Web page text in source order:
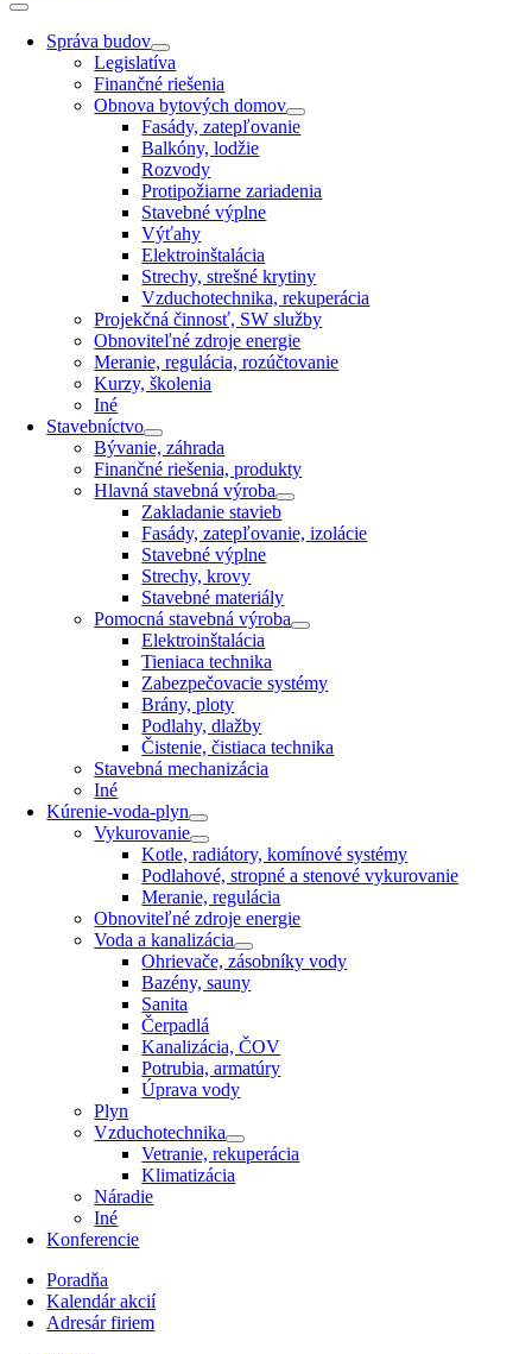
Správa budov
Legislatíva
Finančné riešenia
Obnova bytových domov
Fasády, zatepľovanie
Balkóny, lodžie
Rozvody
Protipožiarne zariadenia
Stavebné výplne
Výťahy
Elektroinštalácia
Strechy, strešné krytiny
Vzduchotechnika, rekuperácia
Projekčná činnosť, SW služby
Obnoviteľné zdroje energie
Meranie, regulácia, rozúčtovanie
Kurzy, školenia
Iné
Stavebníctvo
Bývanie, záhrada
Finančné riešenia, produkty
Hlavná stavebná výroba
Zakladanie stavieb
Fasády, zatepľovanie, izolácie
Stavebné výplne
Strechy, krovy
Stavebné materiály
Pomocná stavebná výroba
Elektroinštalácia
Tieniaca technika
Zabezpečovacie systémy
Brány, ploty
Podlahy, dlažby
Čistenie, čistiaca technika
Stavebná mechanizácia
Iné
Kúrenie-voda-plyn
Vykurovanie
Kotle, radiátory, komínové systémy
Podlahové, stropné a stenové vykurovanie
Meranie, regulácia
Obnoviteľné zdroje energie
Voda a kanalizácia
Ohrievače, zásobníky vody
Bazény, sauny
Sanita
Čerpadlá
Kanalizácia, ČOV
Potrubia, armatúry
Úprava vody
Plyn
Vzduchotechnika
Vetranie, rekuperácia
Klimatizácia
Náradie
Iné
Konferencie
Poradňa
Kalendár akcií
Adresár firiem